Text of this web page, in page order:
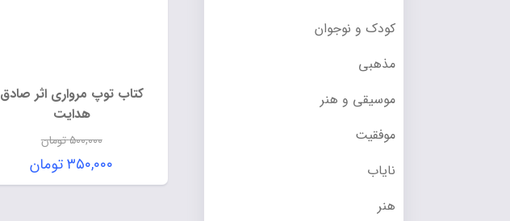
کتاب توپ مرواری اثر صادق
هدایت
۵۰۰,۰۰۰تومان
۳۵۰,۰۰۰تومان
کودک و نوجوان
مذهبی
موسیقی و هنر
موفقیت
نایاب
هنر